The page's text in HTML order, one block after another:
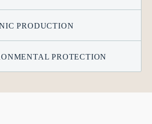
PRODUCTION
PROTECTION